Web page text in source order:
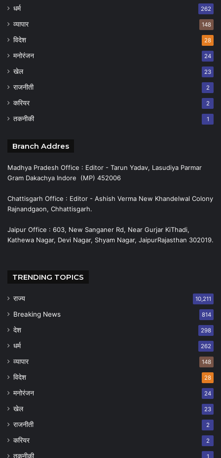
धर्म 262
व्यापार 148
विदेश 28
मनोरंजन 24
खेल 23
राजनीती 2
करियर 2
तकनीकी 1
Branch Addres
Madhya Pradesh Office : Editor - Tarun Yadav, Lasudiya Parmar
Gram Dakachya Indore (MP) 452006
Chattisgarh Office : Editor - Ashish Verma New Khandelwal Colony
Rajnandgaon, Chhattisgarh.
Jaipur Office : 603, New Sanganer Rd, Near Gurjar KiThadi,
Kathewa Nagar, Devi Nagar, Shyam Nagar, JaipurRajasthan 302019.
TRENDING TOPICS
राज्य 10,211
Breaking News 814
देश 298
धर्म 262
व्यापार 148
विदेश 28
मनोरंजन 24
खेल 23
राजनीती 2
करियर 2
तकनीकी 1